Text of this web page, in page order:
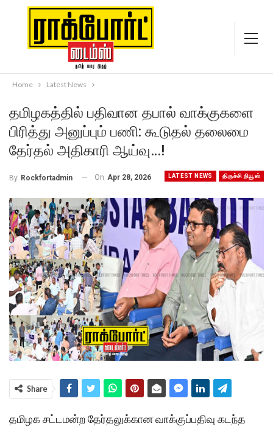
Home Latest News
தமிழகத்தில் பதிவான தபால் வாக்குகளை
பிரித்து அனுப்பும் பணி: கூடுதல் தலைமை
தேர்தல் அதிகாரி ஆய்வு…!
LATEST NEWS திருச்சி நியூஸ்
By Rockfortadmin On Apr 28, 2026
Share
தமிழக சட்டமன்ற தேர்தலுக்கான வாக்குப்பதிவு கடந்த